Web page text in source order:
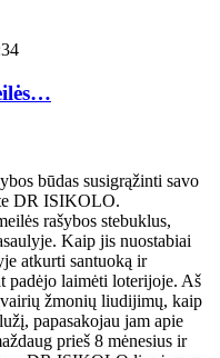
būdas susigrąžinti savo
DR ISIKOLO.
rašybos stebuklus,
Kaip jis nuostabiai
atkurti santuoką ir
padėjo laimėti loterijoje. Aš
žmonių liudijimų, kaip
papasakojau jam apie
prieš 8 mėnesius ir